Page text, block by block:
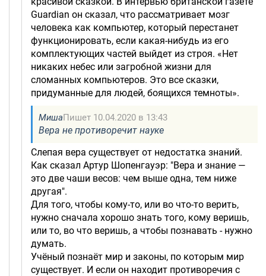
Guardian он сказал, что рассматривает мозг
человека как компьютер, который перестанет
функционировать, если какая-нибудь из его
комплектующих частей выйдет из строя. «Нет
никаких небес или загробной жизни для
сломанных компьютеров. Это все сказки,
придуманные для людей, боящихся темноты».
МишаПишет 10.04.2020 в 13:43
Вера не противоречит науке
Слепая вера существует от недостатка знаний.
Как сказал Артур Шопенгауэр: "Вера и знание —
это две чаши весов: чем выше одна, тем ниже
другая".
Для того, чтобы кому-то, или во что-то верить,
нужно сначала хорошо знать того, кому веришь,
или то, во что веришь, а чтобы познавать - нужно
думать.
Учёный познаёт мир и законы, по которым мир
существует. И если он находит противоречия с